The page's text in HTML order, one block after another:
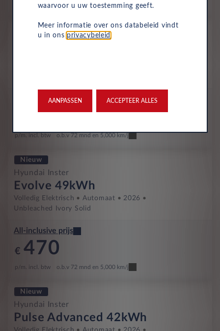
p/m. incl. btw o.b.v 72 mnd en 5,000 km/j
Nieuw
Hyundai Inster
All-inclusive prijs
465
p/m. incl. btw o.b.v 72 mnd en 5,000 km/j
Nieuw
Hyundai Inster
Evolve 49kWh
Volledig Elektrisch Automaat
2026
Unbleached Ivory Solid
All-inclusive prijs
€ 470
p/m. incl. btw o.b.v 72 mnd en 5,000 km/j
Nieuw
Hyundai Inster
Pulse Advanced 42kWh
waarvoor u uw toestemming geeft.
Meer informatie over ons databeleid vindt
u in ons privacybeleid
AANPASSEN ACCEPTEER ALLES